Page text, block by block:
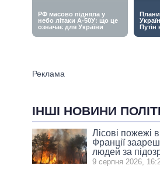
ІНШІ НОВИНИ
Лісові пожежі
Франції
людей за
9 серпня 2026,